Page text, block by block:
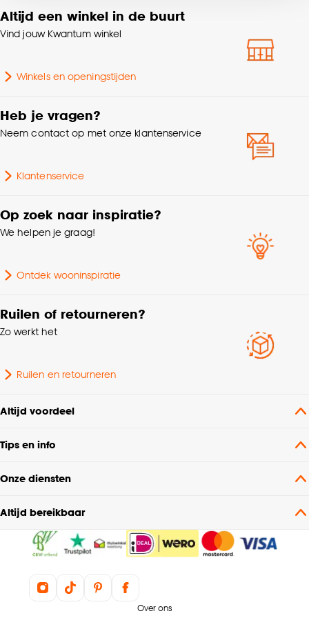
voor kiezen om bepaalde cookies wel of niet te
accepteren door op ‘Cookies aanpassen’ te
klikken.
Goed om te weten is dat je deze keuze altijd nog
cookieverklaring
Breedte (filter) 20-39cm
Gewicht 1.3 Kg
Kleurtint
Lengte
Vorm
Altijd een winkel in de buurt
Vind jouw Kwantum winkel
Winkels en openingstijden
Heb je vragen?
Neem contact op met onze klantenservice
Klantenservice
Op zoek naar inspiratie?
We helpen je graag!
Ontdek wooninspiratie
Ruilen of retourneren?
Zo werkt het
Ruilen en retourneren
Altijd voordeel
Tips en info
Onze diensten
Altijd bereikbaar
Over ons